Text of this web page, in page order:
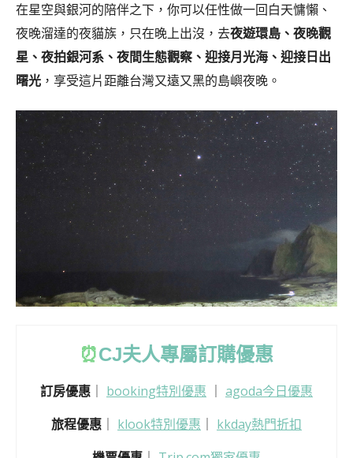
在星空與銀河的陪伴之下，你可以任性做一回白天慵懶、
夜晚溜達的夜貓族，只在晚上出沒，去夜遊環島、夜晚觀
星、夜拍銀河系、夜間生態觀察、迎接月光海、迎接日出
曙光 ，享受這片距離台灣又遠又黑的島嶼夜晚。
⏰CJ夫人專屬訂購優惠
訂房優惠 booking特別優惠
agoda今日優惠
旅程優惠
klook特別優惠
kkday熱門折扣